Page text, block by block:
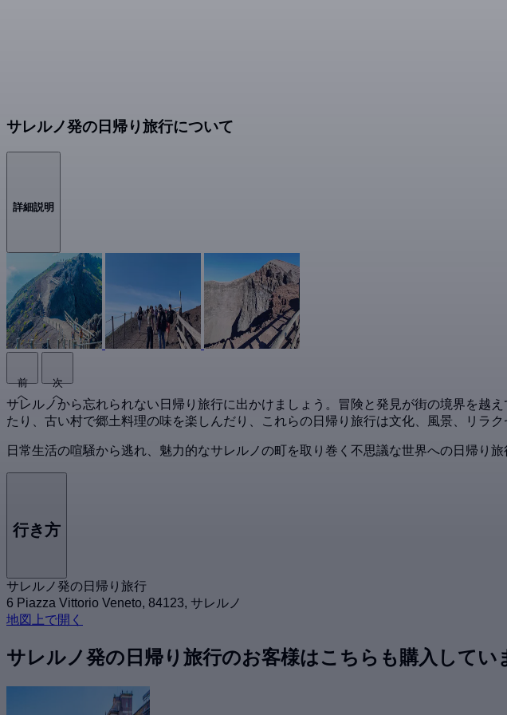
サレルノ発の日帰り旅行について
詳細説明
前
へ
次
へ
サレルノから忘れられない日帰り旅行に出かけましょう。冒険と発見が街の境界を越
たり、古い村で郷土料理の味を楽しんだり、これらの日帰り旅行は文化、風景、リラ
日常生活の喧騒から逃れ、魅力的なサレルノの町を取り巻く不思議な世界への日帰り旅
行き方
サレルノ発の日帰り旅行
6 Piazza Vittorio Veneto, 84123, サレルノ
地図上で開く
サレルノ発の日帰り旅行のお客様はこちらも購入してい